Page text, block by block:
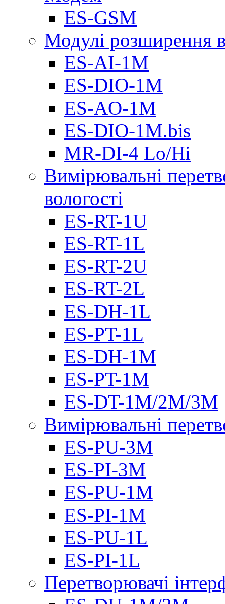
ES-GSM
Модулі розширення
ES-AI-1M
ES-DIO-1М
ES-AO-1М
ES-DIO-1M.bis
MR-DI-4 Lo/Hi
Вимірювальні
вологості
ES-RT-1U
ES-RT-1L
ES-RT-2U
ES-RT-2L
ES-DH-1L
ES-PT-1L
ES-DH-1M
ES-PT-1M
ES-DT-1M/2M/3M
Вимірювальні
ES-PU-3M
ES-PI-3M
ES-PU-1M
ES-PI-1M
ES-PU-1L
ES-PI-1L
Перетворювачі